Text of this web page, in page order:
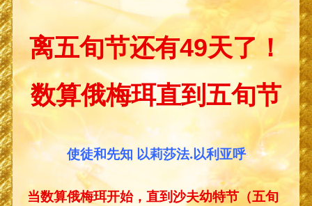
离五旬节还有49天了！
数算俄梅珥直到五旬节
使徒和先知 以莉莎法.以利亚呼
当数算俄梅珥开始，直到沙夫幼特节（五旬